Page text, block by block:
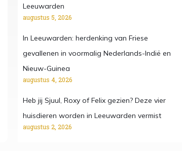
Leeuwarden
augustus 5, 2026
In Leeuwarden: herdenking van Friese
gevallenen in voormalig Nederlands-Indië en
Nieuw-Guinea
augustus 4, 2026
Heb jij Sjuul, Roxy of Felix gezien? Deze vier
huisdieren worden in Leeuwarden vermist
augustus 2, 2026